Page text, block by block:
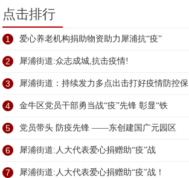
点击排行
1 爱心养老机构捐助物资助力犀浦抗“疫”
2 犀浦街道:众志成城,抗击疫情!
3 犀浦街道：持续发力多点出击打好疫情防控保
4 金牛区党员干部勇当战“疫”先锋 彰显“铁
5 党员带头 防疫先锋 ——东创建国广元园区
6 犀浦街道:人大代表爱心捐赠助“疫”战
7 犀浦街道:人大代表爱心捐赠助“疫”战！